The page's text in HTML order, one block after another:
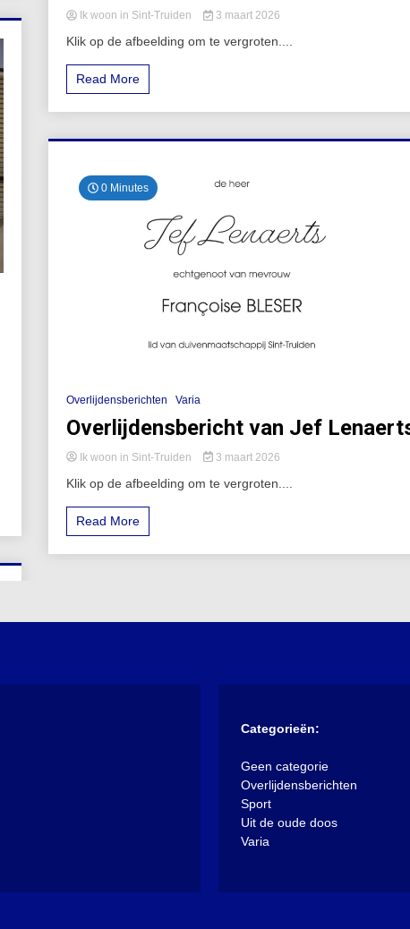
Ik woon in Sint-Truiden 3 maart 2026
Klik op de afbeelding om te vergroten....
Read More
0 Minutes
Overlijdensberichten Varia
Overlijdensbericht van Jef
Ik woon in Sint-Truiden 3 maart 2026
Klik op de afbeelding om te vergroten....
Read More
Categorieën:
Geen categorie
Overlijdensberichten
Sport
Uit de oude doos
Varia